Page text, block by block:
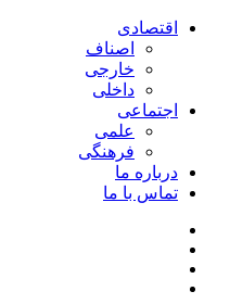
اقتصادی
اصناف
خارجی
داخلی
اجتماعی
علمی
فرهنگی
درباره ما
تماس با ما